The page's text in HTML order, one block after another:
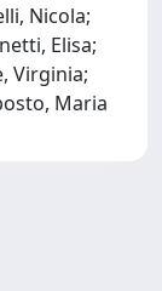
Nicola;
Elisa;
Virginia;
Maria